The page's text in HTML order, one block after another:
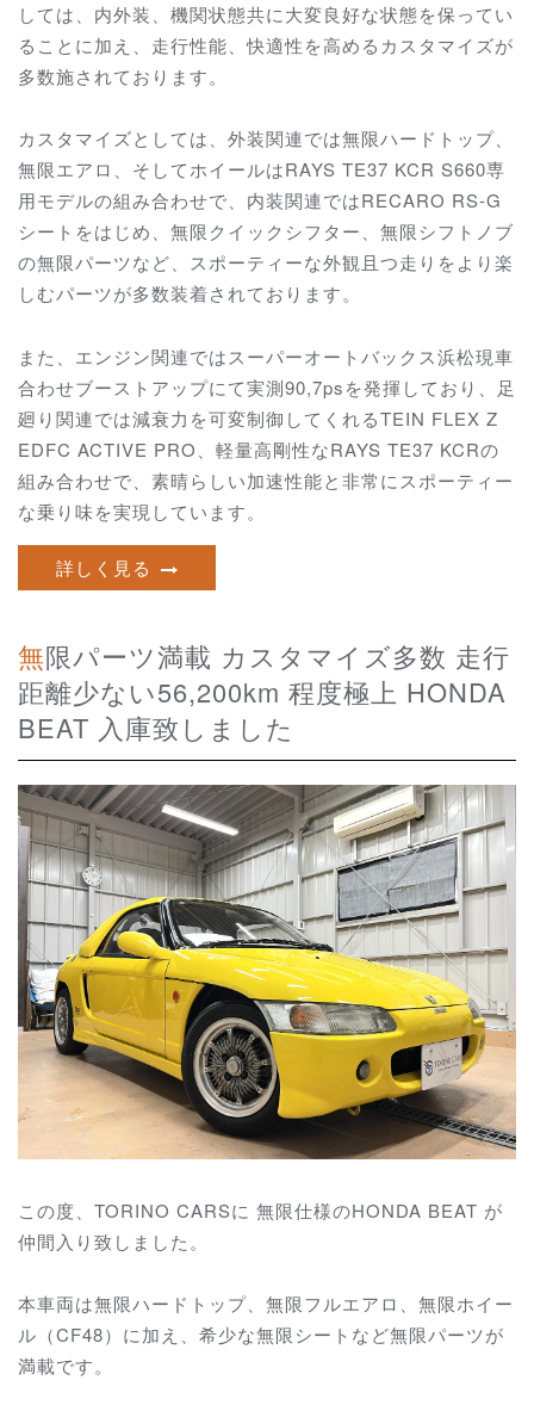
しては、内外装、機関状態共に大変良好な状態を保ってい
ることに加え、 走行性能、快適性を高めるカスタマイズが
多数施されております。
カスタマイズとしては、 外装関連では無限ハードトップ、
無限エアロ、そしてホイールはRAYS TE37 KCR S660専
用モデルの組み合わせで、内装関連ではRECARO RS-G
シートをはじめ、無限クイックシフター、無限シフトノブ
の無限パーツなど、スポーティーな外観且つ走りをより楽
しむパーツが多数装着されております。
また、エンジン関連ではスーパーオートバックス浜松現車
合わせブーストアップにて実測90,7psを発揮しており、 足
廻り関連では減衰力を可変制御してくれるTEIN FLEX Z
EDFC ACTIVE PRO、軽量高剛性なRAYS TE37 KCRの
組み合わせで、素晴らしい加速性能と非常にスポーティー
な乗り味を実現しています。
詳しく見る
無限パーツ満載 カスタマイズ多数 走行
距離少ない56,200km 程度極上 HONDA
BEAT 入庫致しました
この度、TORINO CARSに 無限仕様のHONDA BEAT が
仲間入り致しました。
本車両は無限ハードトップ、 無限フルエアロ、 無限ホイー
ル（CF48）に加え、希少な無限シートなど無限パーツが
満載です。